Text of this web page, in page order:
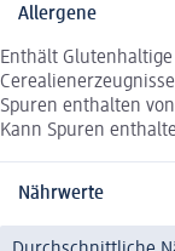
Allergene
Enthält
Spuren enthalten
Kann Spuren
Nährwerte